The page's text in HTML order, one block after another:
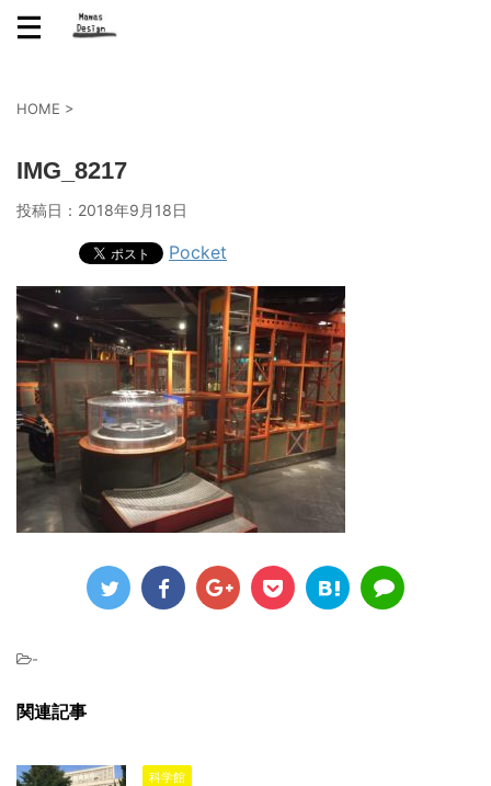
HOME >
IMG_8217
投稿日： 2018年9月18日
Pocket
-
関連記事
科学館